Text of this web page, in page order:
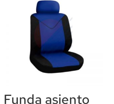
Funda asiento